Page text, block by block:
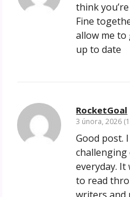
think
Fine
allow me
up to date
RocketGoal
3 února, 2026
Good post.
everyday.
to read